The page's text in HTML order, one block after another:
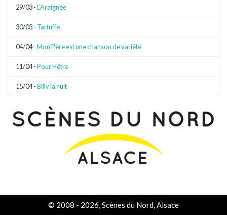
29/03 -L’Araignée
30/03 - Tartuffe
04/04 -Mon Père est une chanson de variété
11/04 -Pour Hêtre
15/04 -Billy la nuit
© 2008 - 2026, Scènes du Nord, Alsace